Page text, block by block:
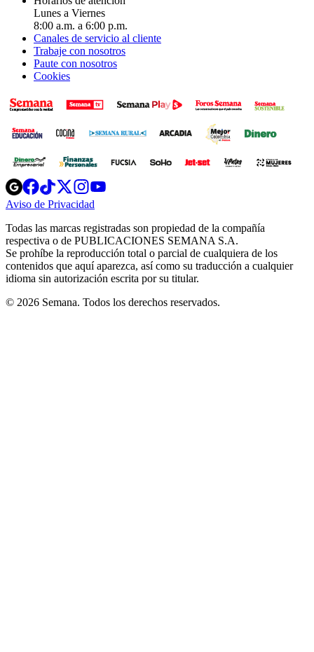
Lunes a Viernes
8:00 a.m. a 6:00 p.m.
Canales de servicio al cliente
Trabaje con nosotros
Paute con nosotros
Cookies
Opens
in
new
Opens
in
new
Opens
in
new
window
Opens
new
windowwindow
Aviso de Privacidad
new
window
Todas las marcas registradas son propiedad de la compañía
respectiva o de PUBLICACIONES SEMANA S.A.
Se prohíbe la reproducción total o parcial de cualquiera de los
contenidos que aquí aparezca, así como su traducción a cualquier
idioma sin autorización escrita por su titular.
© 2026 Semana. Todos los derechos reservados.